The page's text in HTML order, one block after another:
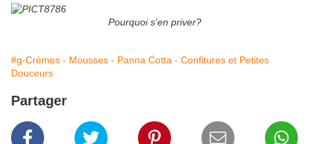
Pourquoi s'en priver?
#g-Crèmes - Mousses - Panna Cotta - Confitures et Petites
Douceurs
Partager